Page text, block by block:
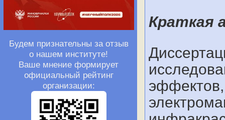
Будем признательны за отзыв
о нашем институте!
Ваше мнение формирует
официальный рейтинг
организации:
Краткая